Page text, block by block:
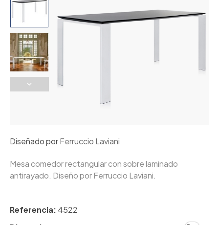
Diseñado porFerruccio Laviani
Mesa comedor rectangular con sobre laminado
antirayado. Diseño por Ferruccio Laviani.
Referencia: 4522